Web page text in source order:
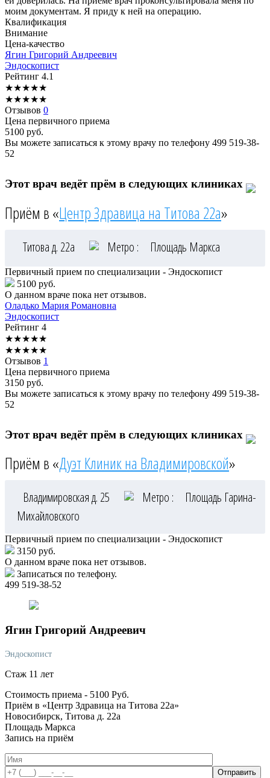
моим документам. Я приду к ней на операцию.
Квалификация
Внимание
Цена-качество
Ягин Григорий Андреевич
Эндоскопист
Рейтинг 4.1
★★★★★
★★★★★
Отзывов 0
Цена первичного приема
5100 руб.
Вы можете записаться к этому врачу по телефону 499 519-38-
52
Этот врач ведёт прём в следующих клиниках
Приём в «Центр Здравица на Титова 22а»
Титова д. 22а Метро : Площадь Маркса
Первичный прием по специализации - Эндоскопист
5100 руб.
О данном враче пока нет отзывов.
Оладько Мария Романовна
Эндоскопист
Рейтинг 4
★★★★★
★★★★★
Отзывов 1
Цена первичного приема
3150 руб.
Вы можете записаться к этому врачу по телефону 499 519-38-
52
Этот врач ведёт прём в следующих клиниках
Приём в «Дуэт Клиник на Владимировской»
Владимировская д. 25 Метро :
Площадь Гарина-
Михайловского
Первичный прием по специализации - Эндоскопист
3150 руб.
О данном враче пока нет отзывов.
Записаться по телефону.
499 519-38-52
Ягин Григорий Андреевич
Эндоскопист
Стаж 11 лет
Стоимость приема - 5100 Руб.
Приём в «Центр Здравица на Титова 22а»
Новосибирск, Титова д. 22а
Площадь Маркса
Запись на приём